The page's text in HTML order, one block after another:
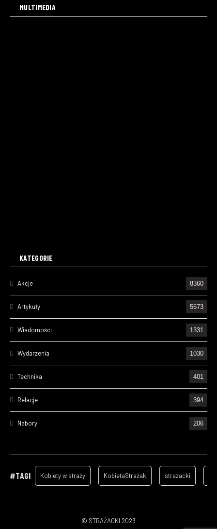
MULTIMEDIA
KATEGORIE
Akcje 8360
Artykuły 5673
Wiadomości 1331
Wydarzenia 1030
Technika 401
Relacje 394
Nabory 206
157
#TAGI Kobiety w straży KobietaStrażak strazacki
© STRAŻACKI 2023